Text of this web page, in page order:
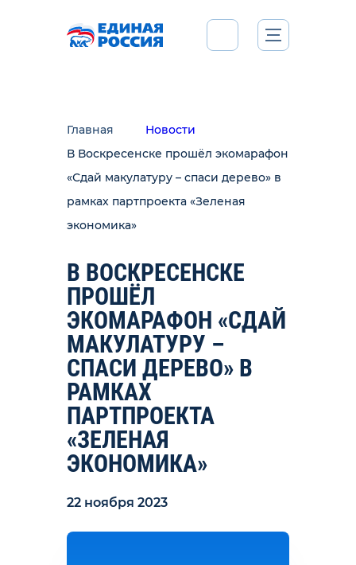
Главная
Новости
В Воскресенске прошёл экомарафон
«Сдай макулатуру – спаси дерево» в
рамках партпроекта «Зеленая
экономика»
В ВОСКРЕСЕНСКЕ
ПРОШЁЛ
ЭКОМАРАФОН «СДАЙ
МАКУЛАТУРУ –
СПАСИ ДЕРЕВО» В
РАМКАХ
ПАРТПРОЕКТА
«ЗЕЛЕНАЯ
ЭКОНОМИКА»
22 ноября 2023